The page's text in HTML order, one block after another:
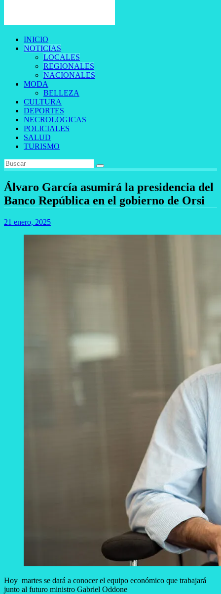
INICIO
NOTICIAS
LOCALES
REGIONALES
NACIONALES
MODA
BELLEZA
CULTURA
DEPORTES
NECROLOGICAS
POLICIALES
SALUD
TURISMO
Álvaro García asumirá la presidencia del
Banco República en el gobierno de Orsi
21 enero, 2025
Hoy martes se dará a conocer el equipo económico que trabajará
junto al futuro ministro Gabriel Oddone